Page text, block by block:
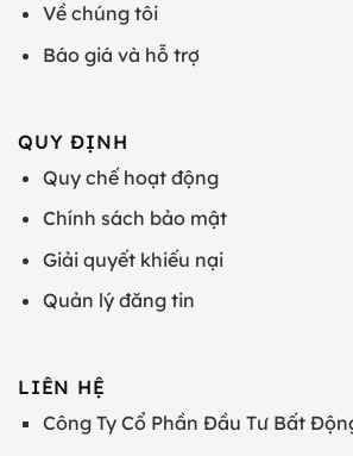
Về chúng tôi
Báo giá và hỗ trợ
QUY ĐỊNH
Quy chế hoạt động
Chính sách bảo mật
Giải quyết khiếu nại
Quản lý đăng tin
LIÊN HỆ
Công Ty Cổ Phần Đầu Tư Bất